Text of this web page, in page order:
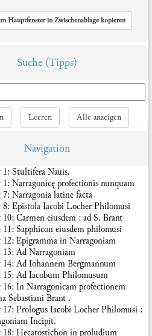
Hauptfenster in Zwischenablage kopieren
Suche (Tipps)
Leeren Alle anzeigen
Navigation
1: Stultifera Nauis.
1: Narragonicę profectionis nunquam
7: Narragonia latine facta
8: Epistola Iacobi Locher Philomusi
10: Carmen eiusdem : ad S. Brant
11: Sapphicon eiusdem philomusi
12: Epigramma in Narragoniam
13: Ad Narragoniam
14: Ad Iohannem Bergmannum
15: Ad Iacobum Philomusum
16: In Narragonicam profectionem
Sebastiani Brant .
17: Prologus Iacobi Locher Philomusi :
Incipit.
18: Hecatostichon in proludium